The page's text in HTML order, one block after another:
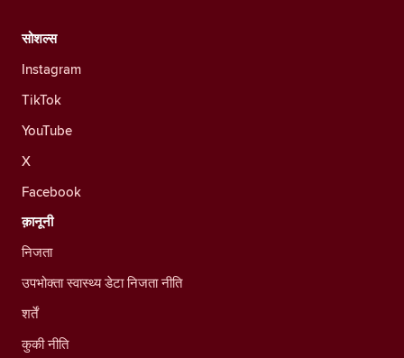
सोशल्स
Instagram
TikTok
YouTube
X
Facebook
क़ानूनी
निजता
उपभोक्ता स्वास्थ्य डेटा निजता नीति
शर्तें
कुकी नीति